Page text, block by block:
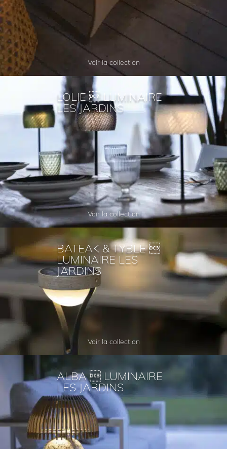
Voir la collection
LOLIE  LUMINAIRE
LES JARDINS
Voir la collection
BATEAK & TYBLE 
LUMINAIRE LES
JARDINS
Voir la collection
ALBA  LUMINAIRE
LES JARDINS